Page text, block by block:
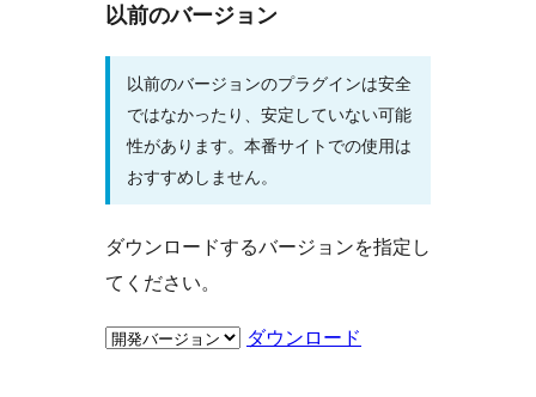
以前のバージョン
以前のバージョンのプラグインは安全
ではなかったり、安定していない可能
性があります。本番サイトでの使用は
おすすめしません。
ダウンロードするバージョンを指定し
てください。
ダウンロード